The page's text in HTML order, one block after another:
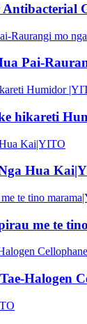
Pai-
hikareti
Hua
me te
Halogen